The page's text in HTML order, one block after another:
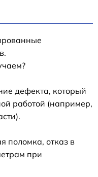
дефекта, который
работой (например,
поломка, отказ в
при